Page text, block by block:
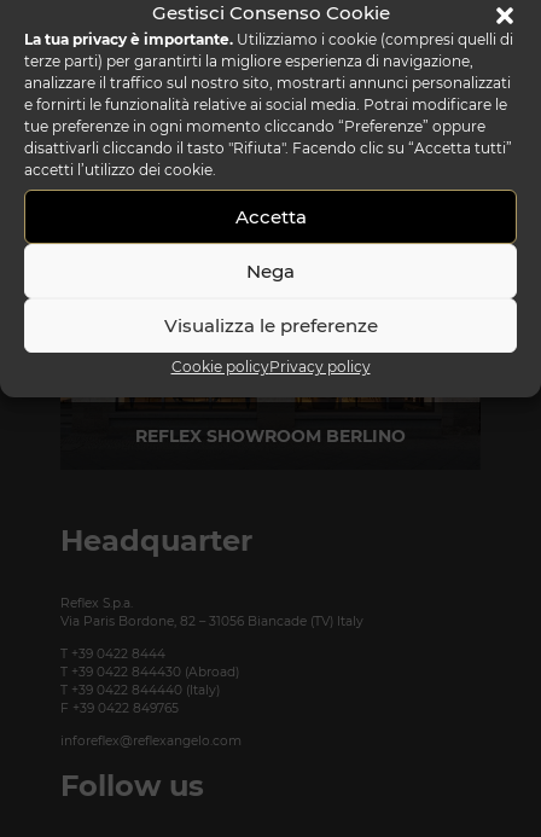
Gestisci Consenso Cookie
La tua privacy è importante. Utilizziamo i cookie (compresi quelli di
terze parti) per garantirti la migliore esperienza di navigazione,
analizzare il traffico sul nostro sito, mostrarti annunci personalizzati
e fornirti le funzionalità relative ai social media. Potrai modificare le
tue preferenze in ogni momento cliccando “Preferenze” oppure
disattivarli cliccando il tasto "Rifiuta". Facendo clic su “Accetta tutti”
accetti l’utilizzo dei cookie.
Accetta
Nega
Visualizza le preferenze
Cookie policyPrivacy policy
REFLEX SHOWROOM MILANO
T +39 02 80582955
REFLEX SHOWROOM BERLINO
Headquarter
Reflex S.p.a.
Via Paris Bordone, 82 – 31056 Biancade (TV) Italy
T +39 0422 8444
T +39 0422 844430 (Abroad)
T +39 0422 844440 (Italy)
F +39 0422 849765
inforeflex@reflexangelo.com
Follow us